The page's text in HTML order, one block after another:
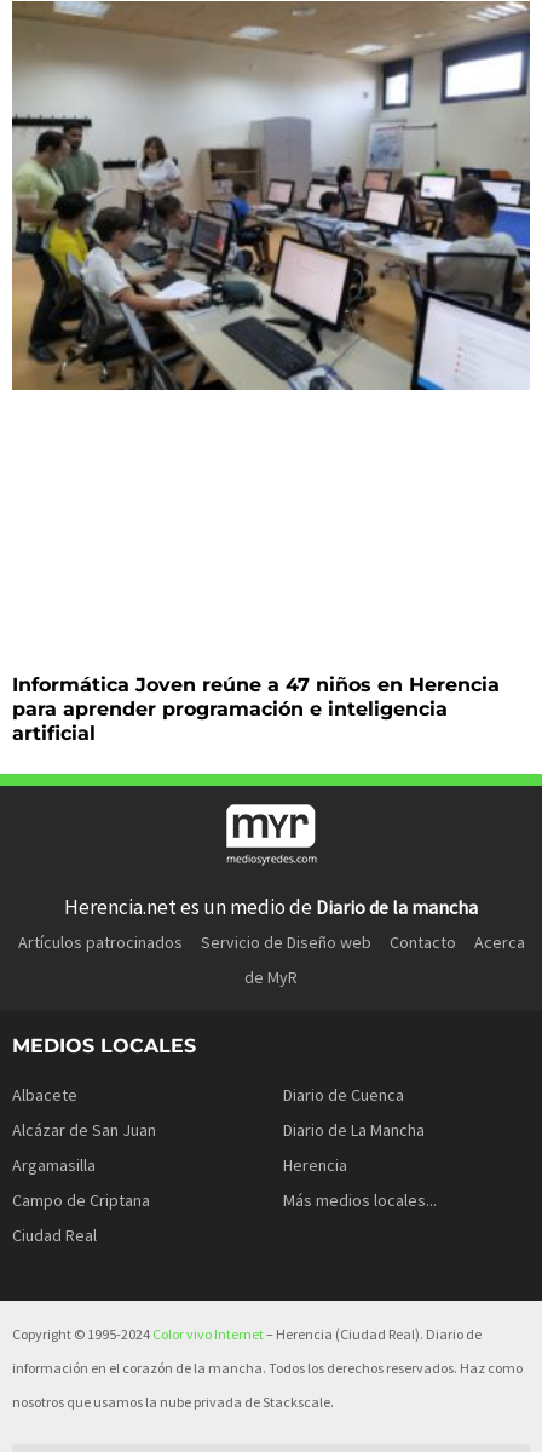
Informática Joven reúne a 47 niños en Herencia
para aprender programación e inteligencia
artificial
Herencia.net es un medio de Diario de la mancha
Artículos patrocinados Servicio de Diseño web Contacto
Acerca
de MyR
MEDIOS LOCALES
Albacete
Alcázar de San Juan
Argamasilla
Campo de Criptana
Ciudad Real
Diario de Cuenca
Diario de La Mancha
Herencia
Más medios locales...
Copyright © 1995-2024 Color vivo Internet– Herencia (Ciudad Real). Diario de
información en el corazón de la mancha. Todos los derechos reservados. Haz como
nosotros que usamos la nube privada de Stackscale.